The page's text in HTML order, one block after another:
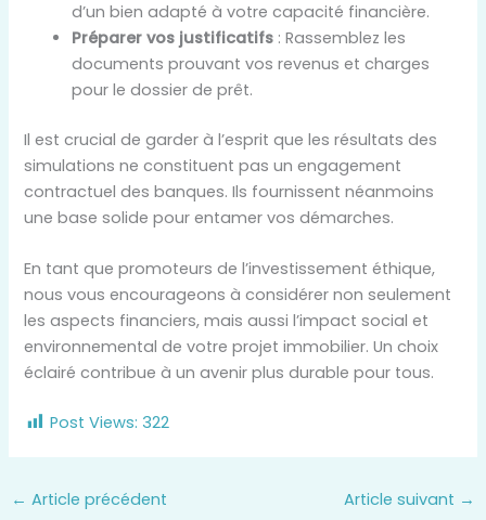
d’un bien adapté à votre capacité financière.
Préparer vos justificatifs : Rassemblez les
documents prouvant vos revenus et charges
pour le dossier de prêt.
Il est crucial de garder à l’esprit que les résultats des
simulations ne constituent pas un engagement
contractuel des banques. Ils fournissent néanmoins
une base solide pour entamer vos démarches.
En tant que promoteurs de l’investissement éthique,
nous vous encourageons à considérer non seulement
les aspects financiers, mais aussi l’impact social et
environnemental de votre projet immobilier. Un choix
éclairé contribue à un avenir plus durable pour tous.
Post Views: 322
← Article précédent Article suivant →